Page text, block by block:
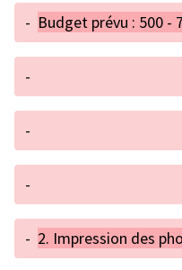
- Budget prévu : 500 -
-
-
-
- 2. Impression des